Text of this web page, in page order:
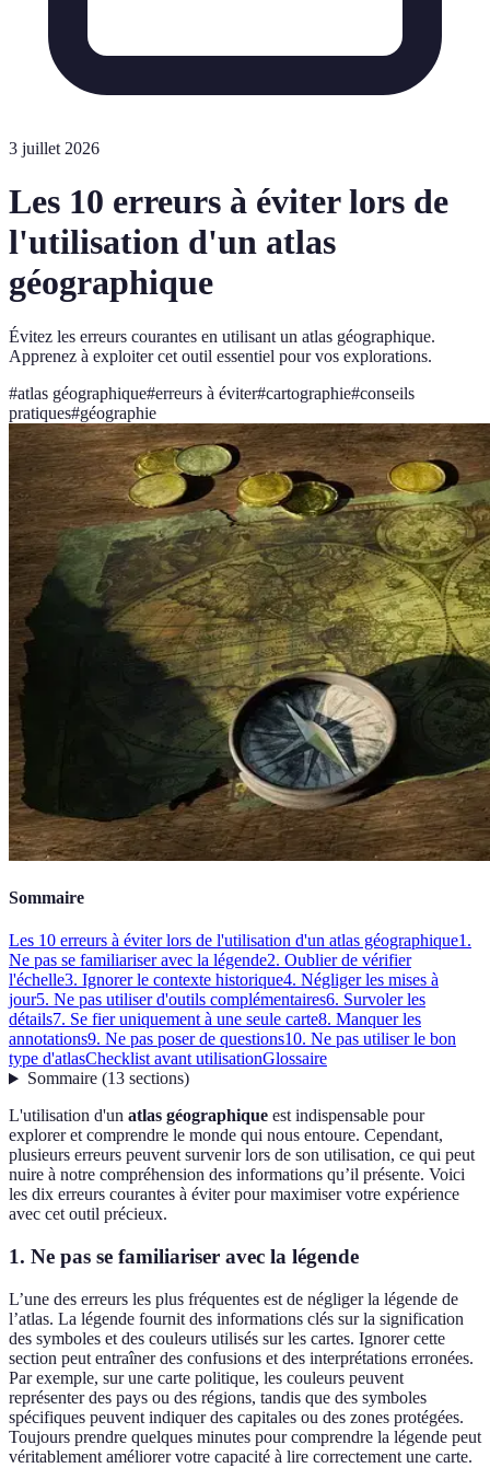
3 juillet 2026
Les 10 erreurs à éviter lors de
l'utilisation d'un atlas
géographique
Évitez les erreurs courantes en utilisant un atlas géographique.
Apprenez à exploiter cet outil essentiel pour vos explorations.
#atlas géographique#erreurs à éviter#cartographie#conseils
pratiques#géographie
Sommaire
Les 10 erreurs à éviter lors de l'utilisation d'un atlas géographique1.
Ne pas se familiariser avec la légende2. Oublier de vérifier
l'échelle3. Ignorer le contexte historique4. Négliger les mises à
jour5. Ne pas utiliser d'outils complémentaires6. Survoler les
détails7. Se fier uniquement à une seule carte8. Manquer les
annotations9. Ne pas poser de questions10. Ne pas utiliser le bon
type d'atlasChecklist avant utilisationGlossaire
Sommaire(13 sections)
L'utilisation d'un atlas géographique est indispensable pour
explorer et comprendre le monde qui nous entoure. Cependant,
plusieurs erreurs peuvent survenir lors de son utilisation, ce qui peut
nuire à notre compréhension des informations qu’il présente. Voici
les dix erreurs courantes à éviter pour maximiser votre expérience
avec cet outil précieux.
1. Ne pas se familiariser avec la légende
L’une des erreurs les plus fréquentes est de négliger la légende de
l’atlas. La légende fournit des informations clés sur la signification
des symboles et des couleurs utilisés sur les cartes. Ignorer cette
section peut entraîner des confusions et des interprétations erronées.
Par exemple, sur une carte politique, les couleurs peuvent
représenter des pays ou des régions, tandis que des symboles
spécifiques peuvent indiquer des capitales ou des zones protégées.
Toujours prendre quelques minutes pour comprendre la légende peut
véritablement améliorer votre capacité à lire correctement une carte.